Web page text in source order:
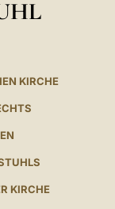
KIRCHE
KIRCHE